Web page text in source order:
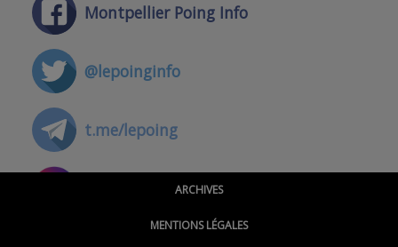
Montpellier Poing Info
@lepoinginfo
t.me/lepoing
@montpellierpoinginfo
ARCHIVES
MENTIONS LÉGALES